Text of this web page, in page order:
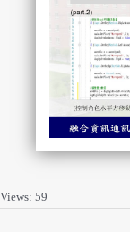
Views: 59